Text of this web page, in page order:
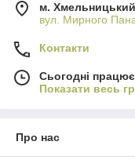
м. Хмельницький
вул. Мирного
Контакти
Сьогодні
Показати весь
Про нас